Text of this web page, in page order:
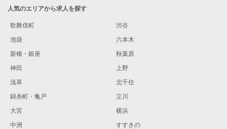
人気のエリアから求人を探す
歌舞伎町
渋谷
池袋
六本木
新橋・銀座
秋葉原
神田
上野
浅草
北千住
錦糸町・亀戸
立川
大宮
横浜
中洲
すすきの